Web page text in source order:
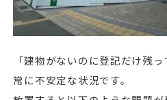
「建物がないのに登記だけ残
常に不安定な状況です。